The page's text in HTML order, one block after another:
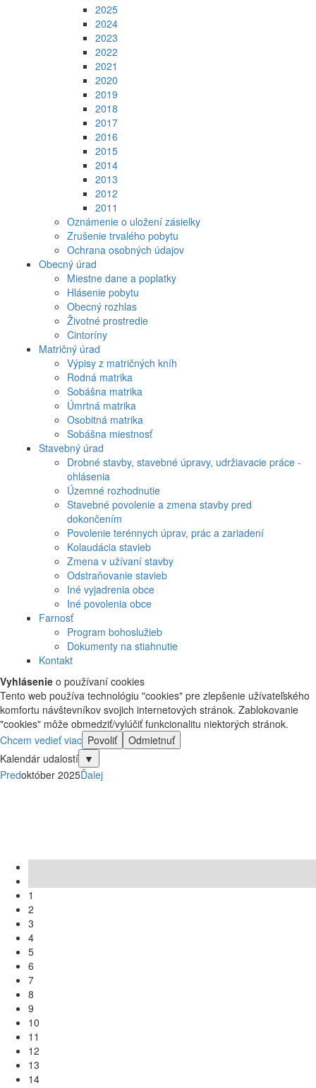
2025
2024
2023
2022
2021
2020
2019
2018
2017
2016
2015
2014
2013
2012
2011
Oznámenie o uložení zásielky
Zrušenie trvalého pobytu
Ochrana osobných údajov
Obecný úrad
Miestne dane a poplatky
Hlásenie pobytu
Obecný rozhlas
Životné prostredie
Cintoríny
Matričný úrad
Výpisy z matričných kníh
Rodná matrika
Sobášna matrika
Úmrtná matrika
Osobitná matrika
Sobášna miestnosť
Stavebný úrad
Drobné stavby, stavebné úpravy, udržiavacie práce -
ohlásenia
Územné rozhodnutie
Stavebné povolenie a zmena stavby pred
dokončením
Povolenie terénnych úprav, prác a zariadení
Kolaudácia stavieb
Zmena v užívaní stavby
Odstraňovanie stavieb
Iné vyjadrenia obce
Iné povolenia obce
Farnosť
Program bohoslužieb
Dokumenty na stiahnutie
Kontakt
Vyhlásenie o používaní cookies
Tento web používa technológiu "cookies" pre zlepšenie užívateľského
komfortu návštevníkov svojich internetových stránok. Zablokovanie
"cookies" môže obmedziť/vylúčiť funkcionalitu niektorých stránok.
Chcem vedieť viac Povoliť
Odmietnuť
Kalendár udalostí ▼
Predoktóber 2025Ďalej
1
2
3
4
5
6
7
8
9
10
11
12
13
14